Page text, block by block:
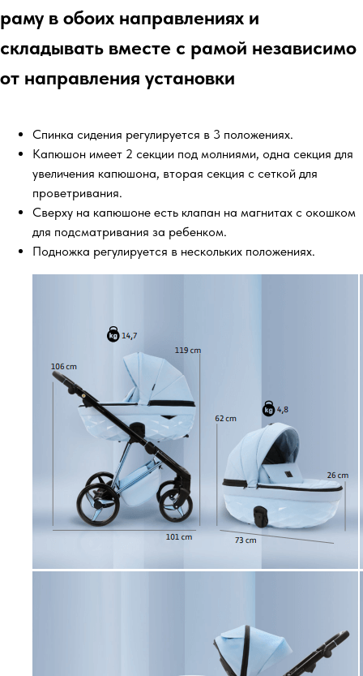
раму в обоих направлениях и
складывать вместе с рамой независимо
от направления установки
Спинка сидения регулируется в 3 положениях.
Капюшон имеет 2 секции под молниями, одна секция для
увеличения капюшона, вторая секция с сеткой для
проветривания.
Сверху на капюшоне есть клапан на магнитах с окошком
для подсматривания за ребенком.
Подножка регулируется в нескольких положениях.